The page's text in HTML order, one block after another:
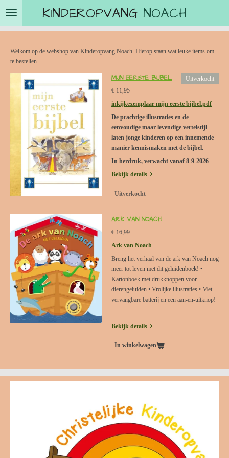
Ga
naar
hoofdinhoud
KINDEROPVANG NOACH
Welkom op de webshop van Kinderopvang Noach. Hierop staan wat leuke items om
te bestellen.
Uitverkocht
MIJN EERSTE BIJBEL
€ 11,95
inkijkexemplaar mijn eerste bijbel.pdf
De prachtige illustraties en de
eenvoudige maar levendige vertelstijl
laten jonge kinderen op een innemende
manier kennismaken met de bijbel.
In herdruk, verwacht vanaf 8-9-2026
Bekijk details
Uitverkocht
ARK VAN NOACH
€ 16,99
Ark van Noach
Breng het verhaal van de ark van Noach nog
meer tot leven met dit geluidenboek! •
Kartonboek met drukknoppen voor
dierengeluiden • Vrolijke illustraties • Met
vervangbare batterij en een aan-en-uitknop!
Bekijk details
In winkelwagen